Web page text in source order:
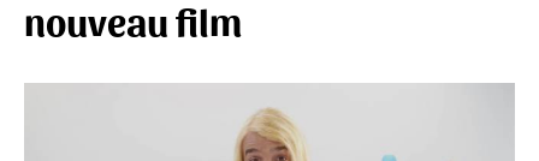
nouveau film